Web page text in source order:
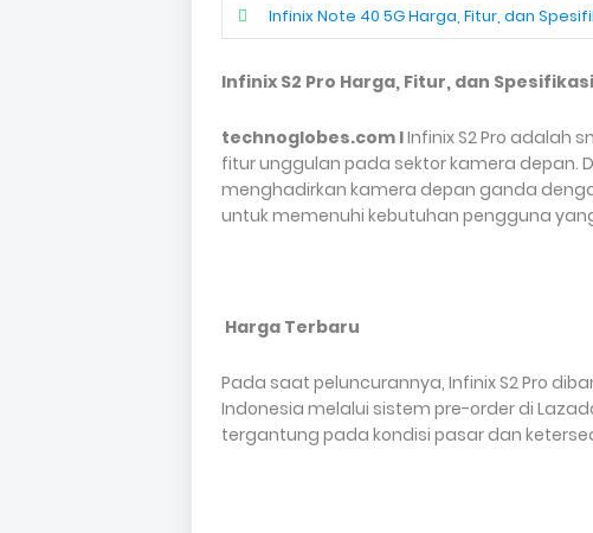
Infinix Note 40 5G Harga, Fitur, dan
Infinix S2 Pro Harga, Fitur, dan
technoglobes.com IInfinix S2 Pro adalah
fitur unggulan pada sektor kamera depan.
menghadirkan kamera depan ganda
untuk memenuhi kebutuhan pengguna
Harga Terbaru
Pada saat peluncurannya, Infinix S2 Pro
Indonesia melalui sistem pre-order di
tergantung pada kondisi pasar dan